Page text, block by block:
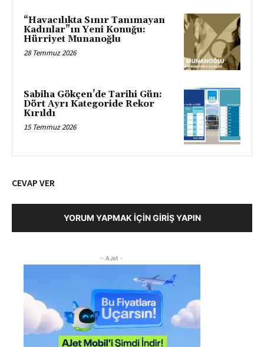
“Havacılıkta Sınır Tanımayan
Kadınlar”ın Yeni Konuğu:
Hürriyet Munanoğlu
28 Temmuz 2026
Sabiha Gökçen’de Tarihi Gün:
Dört Ayrı Kategoride Rekor
Kırıldı
15 Temmuz 2026
CEVAP VER
YORUM YAPMAK İÇIN GIRIŞ YAPIN
- AJet -